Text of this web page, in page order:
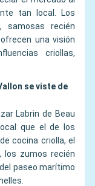
tan local. Los
samosas recién
una visión
criollas,
se viste de
Labrin de Beau
que el de los
cocina criolla, el
los zumos recién
paseo marítimo